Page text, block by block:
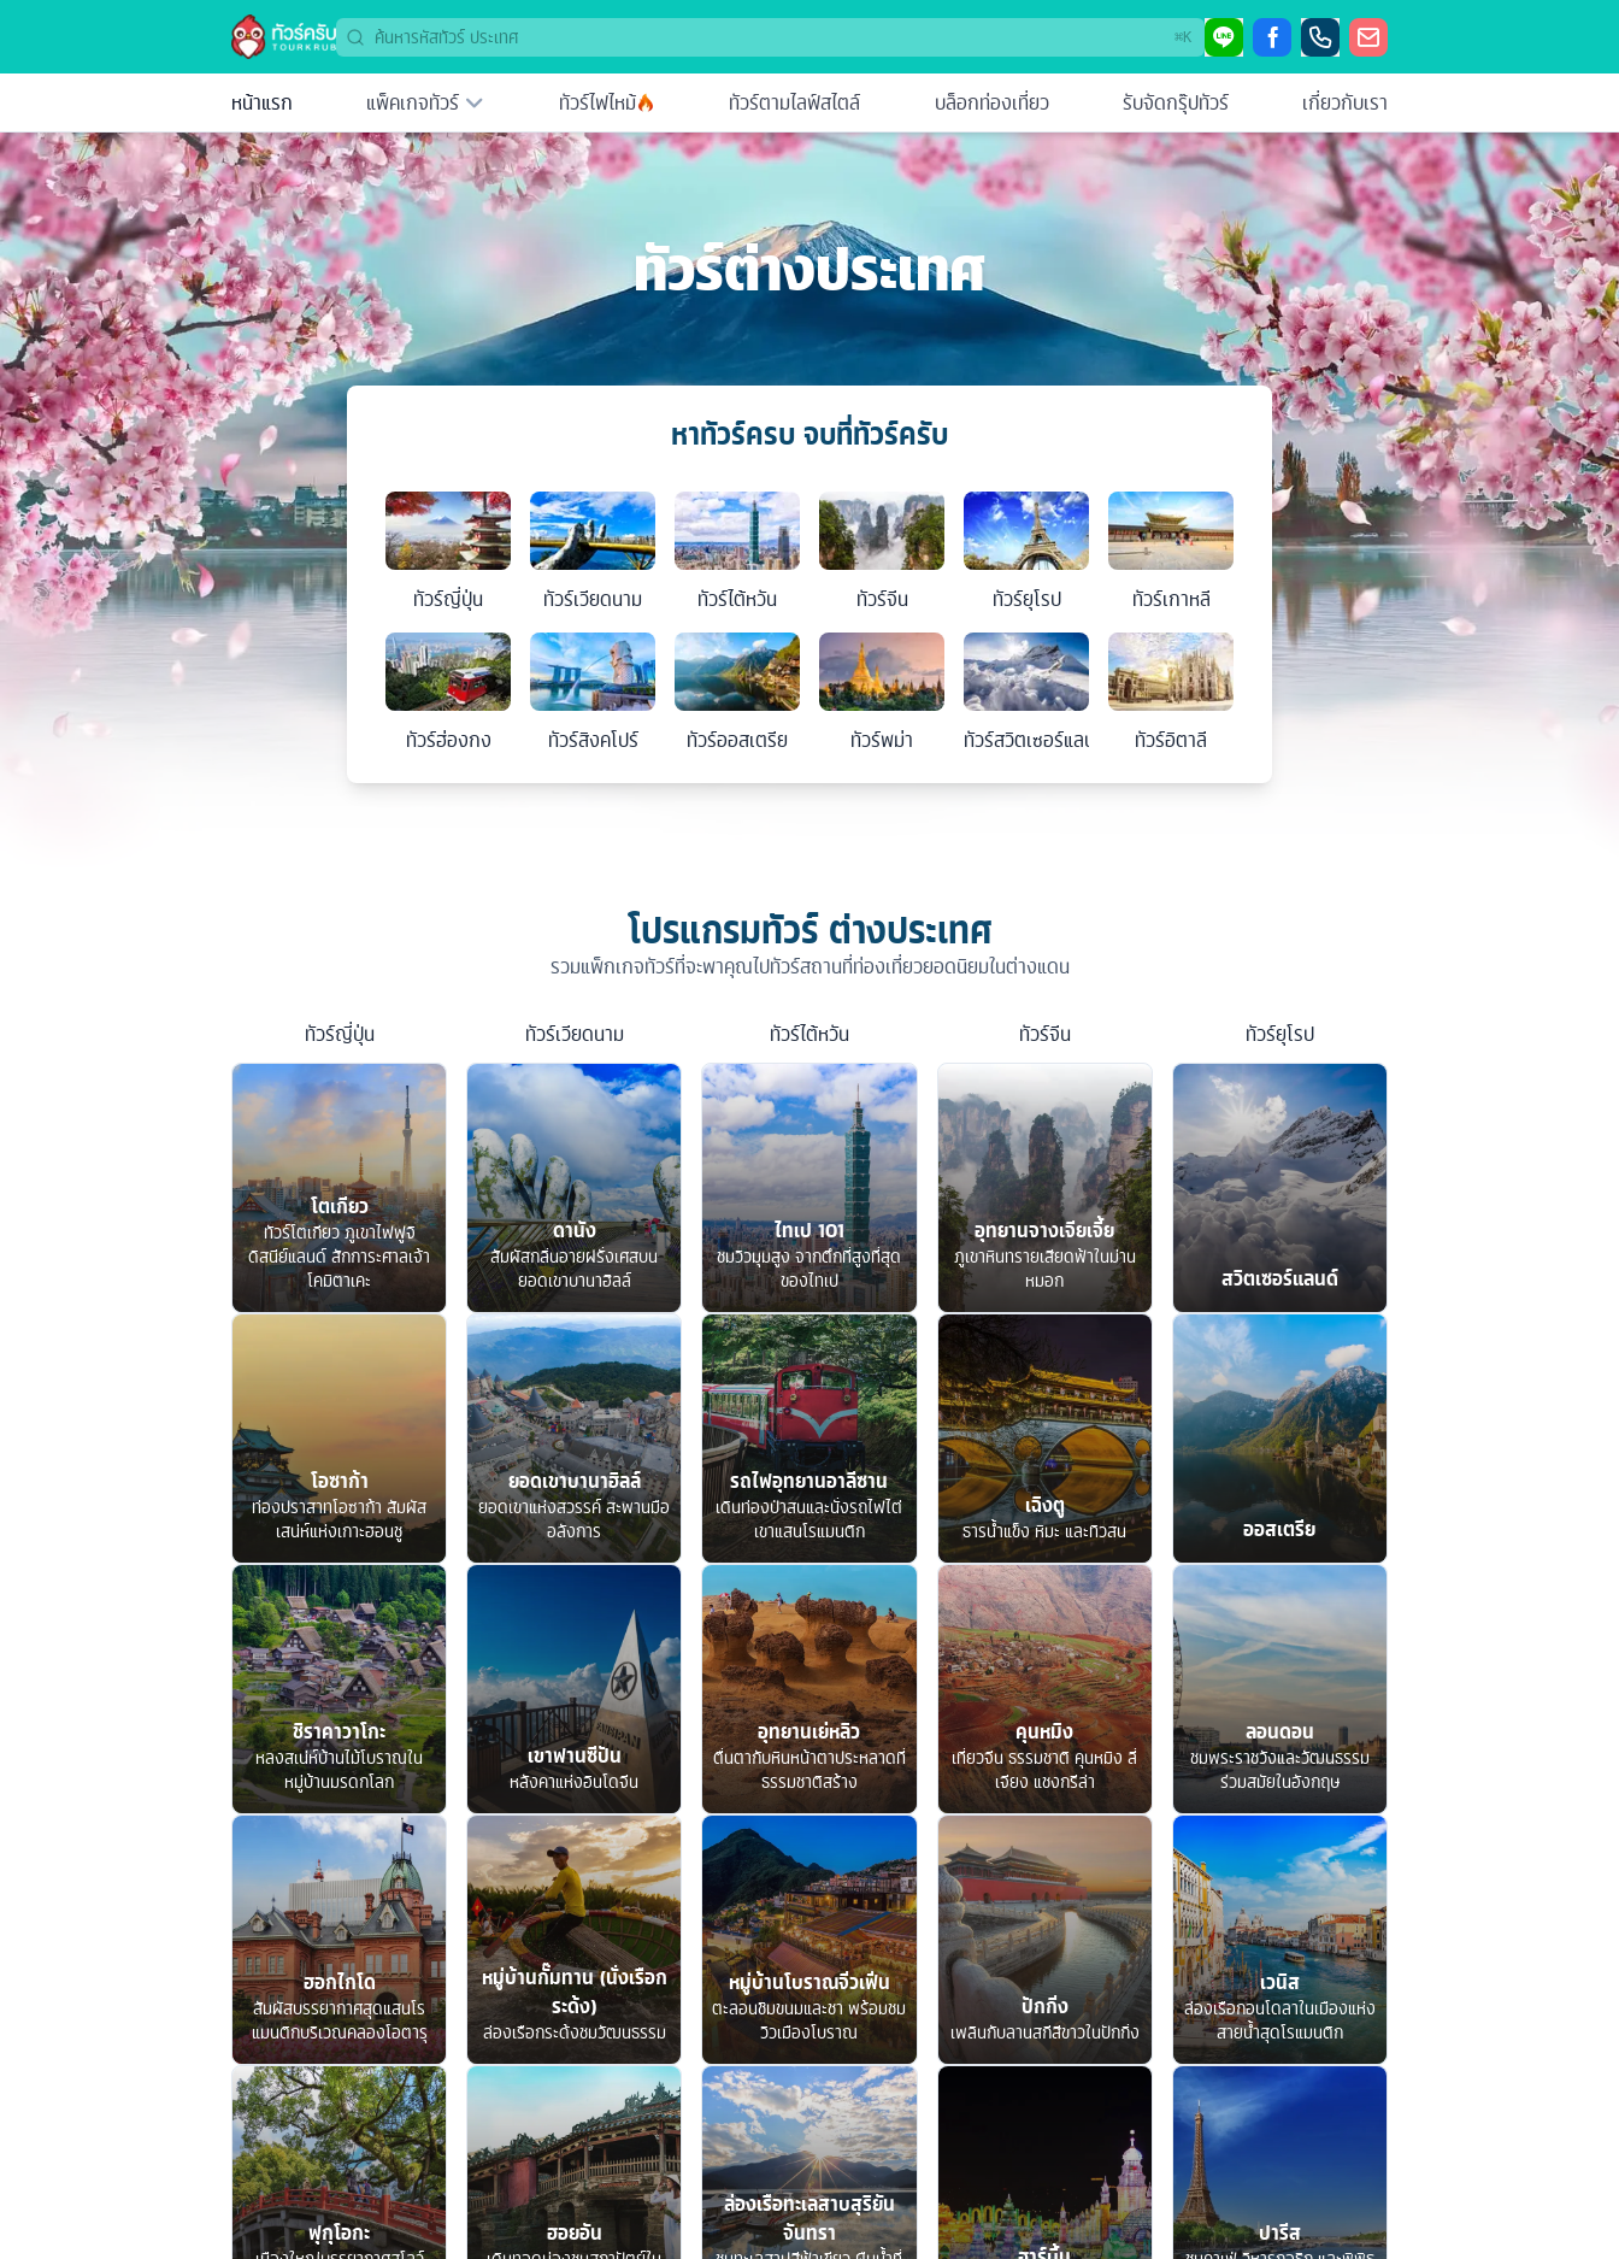
⌘K
หน้าแรก แพ็คเกจทัวร์ ทัวร์ไฟไหม้ ทัวร์ตามไลฟ์สไตล์ บล็อกท่องเที่ยว รับจัดกรุ๊ปทัวร์ เกี่ยวกับเรา
ทัวร์ต่างประเทศ
หาทัวร์ครบ จบที่ทัวร์ครับ
ทัวร์ญี่ปุ่น ทัวร์เวียดนาม ทัวร์ไต้หวัน ทัวร์จีน ทัวร์ยุโรป ทัวร์เกาหลี
ทัวร์ฮ่องกง ทัวร์สิงคโปร์ ทัวร์ออสเตรีย ทัวร์พม่า ทัวร์สวิตเซอร์แลนด์ ทัวร์อิตาลี
โปรแกรมทัวร์ ต่างประเทศ
รวมแพ็กเกจทัวร์ที่จะพาคุณไปทัวร์สถานที่ท่องเที่ยวยอดนิยมในต่างแดน
ทัวร์ญี่ปุ่น
โตเกียว
ทัวร์โตเกียว ภูเขาไฟฟูจิ
ดิสนีย์แลนด์ สักการะศาลเจ้า
โคมิตาเคะ
โอซาก้า
ท่องปราสาทโอซาก้า สัมผัส
เสน่ห์แห่งเกาะฮอนชู
ชิราคาวาโกะ
หลงสเน่ห์บ้านไม้โบราณใน
หมู่บ้านมรดกโลก
ฮอกไกโด
สัมผัสบรรยากาศสุดแสนโร
แมนติกบริเวณคลองโอตารุ
ฟุกุโอกะ
ทัวร์เวียดนาม
ดานัง
สัมผัสกลิ่นอายฝรั่งเศสบน
ยอดเขาบานาฮิลล์
ยอดเขาบานาฮิลล์
ยอดเขาแห่งสวรรค์ สะพานมือ
อลังการ
เขาฟานซีปัน
หลังคาแห่งอินโดจีน
หมู่บ้านกั๊มทาน (นั่งเรือก
ระด้ง)
ล่องเรือกระด้งชมวัฒนธรรม
ฮอยอัน
ทัวร์ไต้หวัน
ไทเป 101
ชมวิวมุมสูง จากตึกที่สูงที่สุด
ของไทเป
รถไฟอุทยานอาลีซาน
เดินท่องป่าสนและนั่งรถไฟไต่
เขาแสนโรแมนติก
อุทยานเย่หลิว
ตื่นตากับหินหน้าตาประหลาดที่
ธรรมชาติสร้าง
หมู่บ้านโบราณจิ่วเฟิ่น
ตะลอนชิมขนมและชา พร้อมชม
วิวเมืองโบราณ
ล่องเรือทะเลสาบสุริยัน
จันทรา
ทัวร์จีน
อุทยานจางเจียเจี้ย
ภูเขาหินทรายเสียดฟ้าในม่าน
หมอก
เฉิงตู
ธารน้ำแข็ง หิมะ และทิวสน
คุนหมิง
เที่ยวจีน ธรรมชาติ คุนหมิง ลี่
เจียง แชงกรีล่า
ปักกิ่ง
เพลินกับลานสกีสีขาวในปักกิ่ง
ทัวร์ยุโรป
สวิตเซอร์แลนด์
ออสเตรีย
ลอนดอน
ชมพระราชวังและวัฒนธรรม
ร่วมสมัยในอังกฤษ
เวนิส
ล่องเรือกอนโดลาในเมืองแห่ง
สายน้ำสุดโรแมนติก
ปารีส